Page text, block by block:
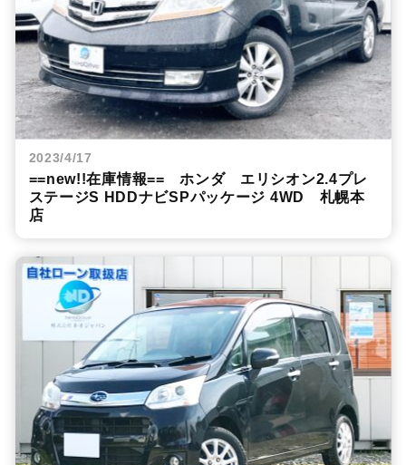
2023/4/17
==new!!在庫情報== ホンダ エリシオン2.4プレ
ステージS HDDナビSPパッケージ 4WD 札幌本
店